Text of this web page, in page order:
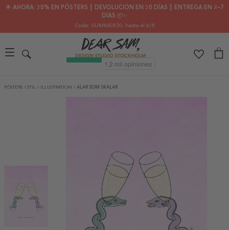
🌟 AHORA: 30% EN PÓSTERS ┃ DEVOLUCIÓN EN 30 DÍAS ┃ ENTREGA EN 2–7
DÍAS 📦✨
Code: SUMMER30, hasta el 6/8
PÓSTERS / STIL / ILLUSTRATION / ALAR SOM SKALAR